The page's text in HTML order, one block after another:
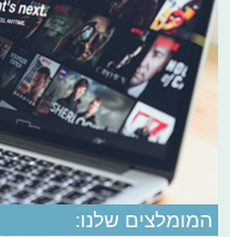
המומלצים שלנו: